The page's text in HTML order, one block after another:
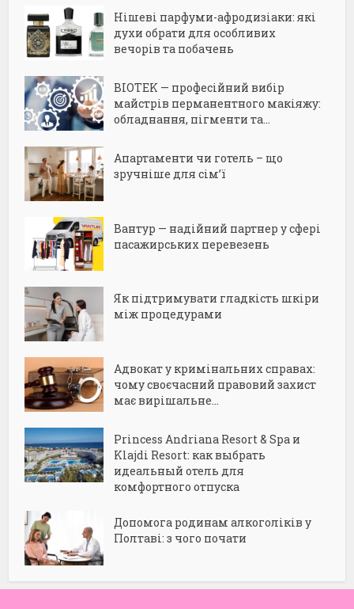
Нішеві парфуми-афродизіаки: які
духи обрати для особливих
вечорів та побачень
BIOTEK — професійний вибір
майстрів перманентного макіяжу:
обладнання, пігменти та...
Апартаменти чи готель – що
зручніше для сім’ї
Вантур — надійний партнер у сфері
пасажирських перевезень
Як підтримувати гладкість шкіри
між процедурами
Адвокат у кримінальних справах:
чому своєчасний правовий захист
має вирішальне...
Princess Andriana Resort & Spa и
Klajdi Resort: как выбрать
идеальный отель для
комфортного отпуска
Допомога родинам алкоголіків у
Полтаві: з чого почати